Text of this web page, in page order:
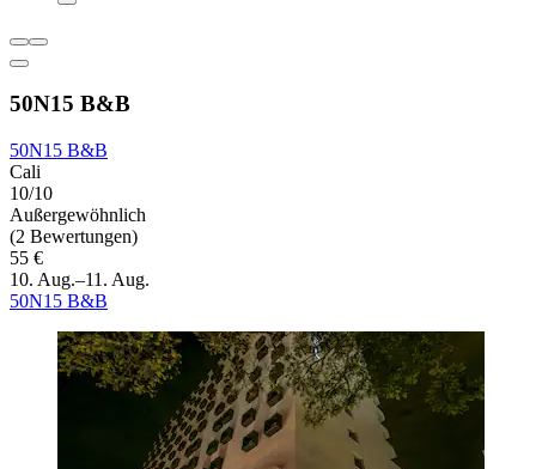
50N15 B&B
50N15 B&B
Cali
10/10
Außergewöhnlich
(2 Bewertungen)
55 €
10. Aug.–11. Aug.
50N15 B&B